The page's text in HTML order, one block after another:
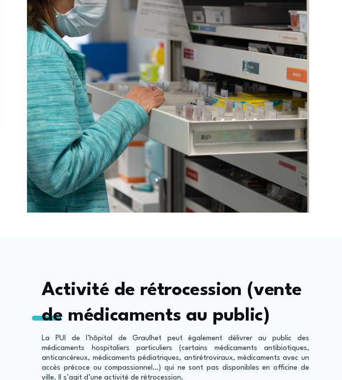
Activité de rétrocession (vente
de médicaments au public)
La PUI de l’hôpital de Graulhet peut également délivrer au public des
médicaments hospitaliers particuliers (certains médicaments antibiotiques,
anticancéreux, médicaments pédiatriques, antirétroviraux, médicaments avec un
accès précoce ou compassionnel…) qui ne sont pas disponibles en officine de
ville. Il s’agit d’une activité de rétrocession.